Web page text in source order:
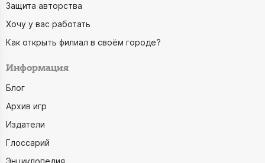
Защита авторства
Хочу у вас работать
Как открыть филиал в своём городе?
Информация
Блог
Архив игр
Издатели
Глоссарий
Энциклопедия